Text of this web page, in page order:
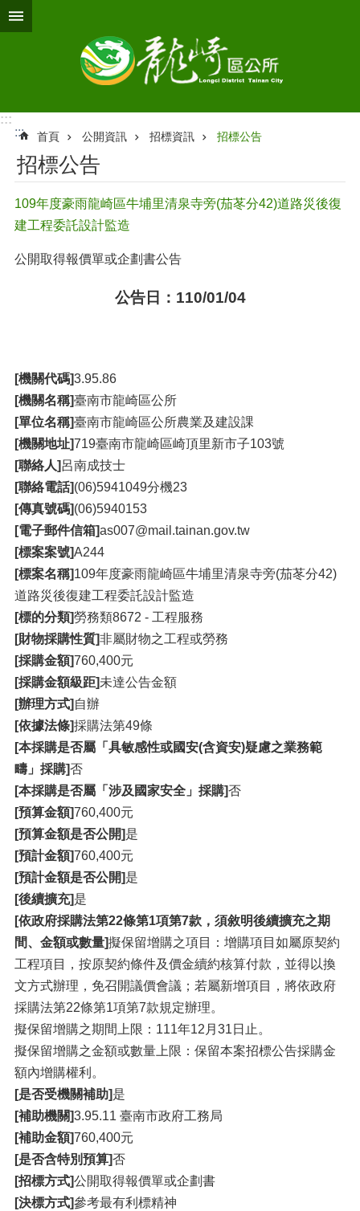
跳到主要內容區塊
:::
:::
首頁 公開資訊 招標資訊 招標公告
招標公告
109年度豪雨龍崎區牛埔里清泉寺旁(茄苳分42)道路災後復
建工程委託設計監造
公開取得報價單或企劃書公告
公告日：110/01/04
[機關代碼]3.95.86
[機關名稱]臺南市龍崎區公所
[單位名稱]臺南市龍崎區公所農業及建設課
[機關地址]719臺南市龍崎區崎頂里新市子103號
[聯絡人]呂南成技士
[聯絡電話](06)5941049分機23
[傳真號碼](06)5940153
[電子郵件信箱]as007@mail.tainan.gov.tw
[標案案號]A244
[標案名稱]109年度豪雨龍崎區牛埔里清泉寺旁(茄苳分42)
道路災後復建工程委託設計監造
[標的分類]勞務類8672 - 工程服務
[財物採購性質]非屬財物之工程或勞務
[採購金額]760,400元
[採購金額級距]未達公告金額
[辦理方式] 自辦
[依據法條]採購法第49條
[本採購是否屬「具敏感性或國安(含資安)疑慮之業務範
疇」採購]否
[本採購是否屬「涉及國家安全」採購]否
[預算金額]760,400元
[預算金額是否公開]是
[預計金額]760,400元
[預計金額是否公開]是
[後續擴充]是
[依政府採購法第22條第1項第7款，須敘明後續擴充之期
間、金額或數量]擬保留增購之項目：增購項目如屬原契約
工程項目，按原契約條件及價金續約核算付款，並得以換
文方式辦理，免召開議價會議；若屬新增項目，將依政府
採購法第22條第1項第7款規定辦理。
擬保留增購之期間上限：111年12月31日止。
擬保留增購之金額或數量上限：保留本案招標公告採購金
額內增購權利。
[是否受機關補助]是
[補助機關]3.95.11 臺南市政府工務局
[補助金額]760,400元
[是否含特別預算]否
[招標方式]公開取得報價單或企劃書
[決標方式]參考最有利標精神